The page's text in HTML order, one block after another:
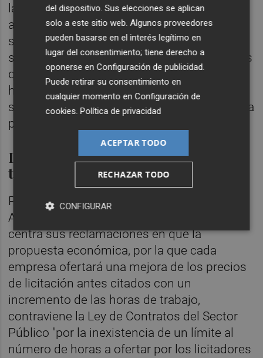
las horas de las dos trabajadoras del centro
a las 180.000, señala que estas dos deben
ser incluidas entre las 117 empleadas a
subrogar. Asimismo, apunta que hay centros
que han aumentado el número de aulas y
han ampliado los patios; y que la recogida
selectiva de residuos supone una carga extra
para las trabajadoras.
La empresa recurrente insinúa
trato de favor
Por su parte, la firma vallisoletana Servicios
Auxiliares de Mantenimiento y Limpieza
centra sus reclamaciones en que la
propuesta económica, por la que cada
empresa ofertará una mejora de los precios
de licitación antes citados con un
incremento de las horas de trabajo,
contraviene la Ley de Contratos del Sector
Público "por la inexistencia de un límite al
número de horas a ofertar por los licitadores
del dispositivo. Sus elecciones se aplican
solo a este sitio web. Algunos proveedores
pueden basarse en el interés legítimo en
lugar del consentimiento; tiene derecho a
oponerse enConfiguración de publicidad
Puede retirar su consentimiento en
cualquier momento enConfiguración de
cookies .Política de privacidad
ACEPTAR TODO
RECHAZAR TODO
CONFIGURAR